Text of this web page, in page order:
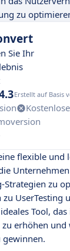
zu
Sie Ihr
Erstellt auf Basis
flexible und
zu
UserTesting
Tool,
zu erhöhen
gewinnen.